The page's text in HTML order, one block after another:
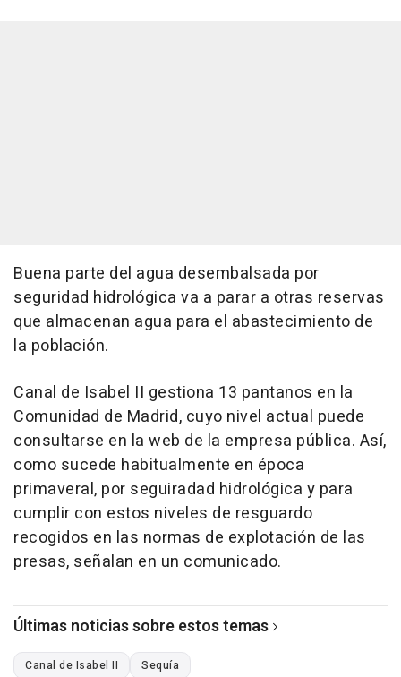
Buena parte del agua desembalsada por
seguridad hidrológica va a parar a otras reservas
que almacenan agua para el abastecimiento de
la población.
Canal de Isabel II gestiona 13 pantanos en la
Comunidad de Madrid, cuyo nivel actual puede
consultarse en la web de la empresa pública. Así,
como sucede habitualmente en época
primaveral, por seguiradad hidrológica y para
cumplir con estos niveles de resguardo
recogidos en las normas de explotación de las
presas, señalan en un comunicado.
Últimas noticias sobre estos temas
Canal de Isabel II Sequía